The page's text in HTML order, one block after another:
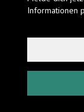
Informationen